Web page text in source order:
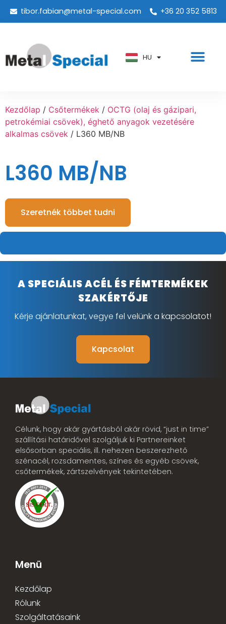
tibor.fabian@metal-special.com +36 20 352 5813
HU
PT
AR
Kezdőlap / Csőtermékek / OCTG (olaj és gázipari,
petrokémiai csövek), éghető anyagok vezetésére
alkalmas csövek / L360 MB/NB
L360 MB/NB
Szeretnék többet tudni
A SPECIÁLIS ACÉL ÉS FÉMTERMÉKEK
SZAKÉRTŐJE
Kérje ajánlatunkat, vegye fel velünk a kapcsolatot!
Kapcsolat
Célunk, hogy akár gyártásból akár rövid, “just in time”
szállítási határidővel szolgáljuk ki Partnereinket
elsősorban speciális, ill. nehezen beszerezhető
szénacél, rozsdamentes, színes és egyéb csövek,
csőtermékek, zártszelvények tekintetében.
Menü
Kezdőlap
Rólunk
Szolgáltatásaink